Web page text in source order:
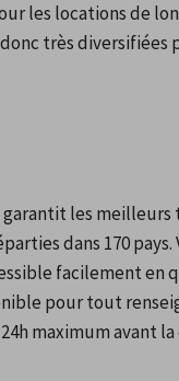
les locations de
très diversifiées
garantit les
dans 170 pays.
facilement en
pour tout
maximum avant la